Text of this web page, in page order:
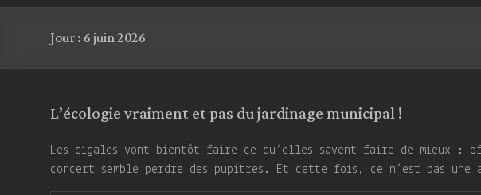
Jour :6 juin 2026
L’écologie vraiment et pas du jardinage municipal !
Les cigales vont bientôt faire ce qu’elles savent faire de mieux :
concert semble perdre des pupitres. Et cette fois, ce n’est pas une